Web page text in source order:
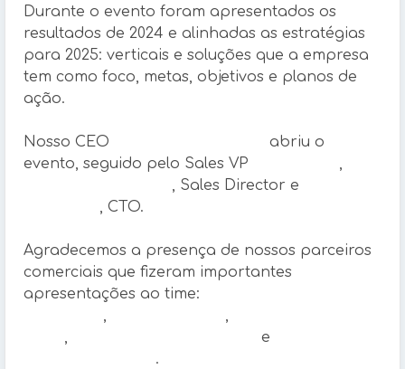
Durante o evento foram apresentados os
resultados de 2024 e alinhadas as estratégias
para 2025: verticais e soluções que a empresa
tem como foco, metas, objetivos e planos de
ação.
Nosso CEO
abriu o
evento, seguido pelo Sales VP
,
, Sales Director e
, CTO.
Agradecemos a presença de nossos parceiros
comerciais que fizeram importantes
apresentações ao time:
, ,
, e
.